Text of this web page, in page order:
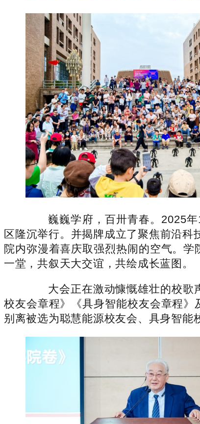
巍巍学府，百卅青春。2025年
区隆沉举行。并揭牌成立了聚焦前沿科
院内弥漫着喜庆取强烈热闹的空气。
一堂，共叙天大交谊，共绘成长蓝图。
大会正在激动慷慨雄壮的校歌声
校友会章程》《具身智能校友会章程
别离被选为聪慧能源校友会、具身智能